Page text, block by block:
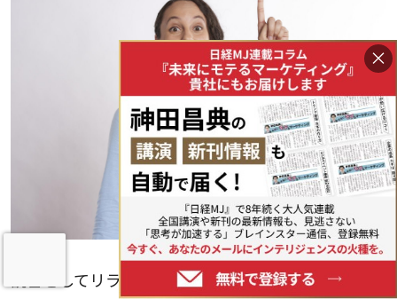
読書をしてリラックスした後に激しい運動をした
×